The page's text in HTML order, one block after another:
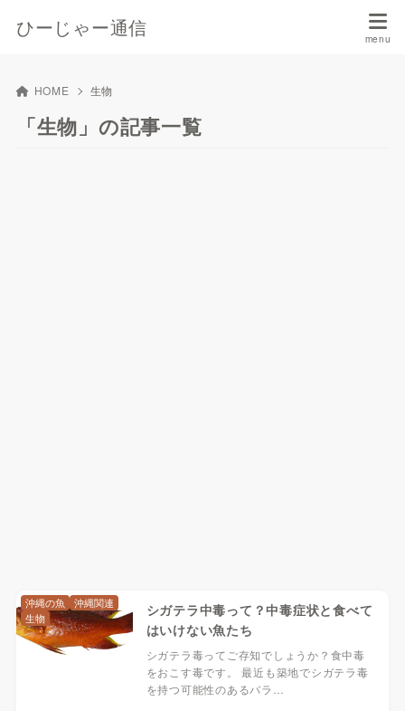
ひーじゃー通信
HOME 生物
「生物」の記事一覧
シガテラ中毒って？中毒症状と食べて
はいけない魚たち
シガテラ毒ってご存知でしょうか？食中毒
をおこす毒です。 最近も築地でシガテラ毒
を持つ可能性のあるバラ…
沖縄の魚
沖縄関連
生物